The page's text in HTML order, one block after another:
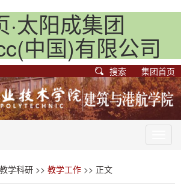
·太阳成集团
中国)有限公司
搜索 集团首页
教学科研 >> 教学工作 >> 正文